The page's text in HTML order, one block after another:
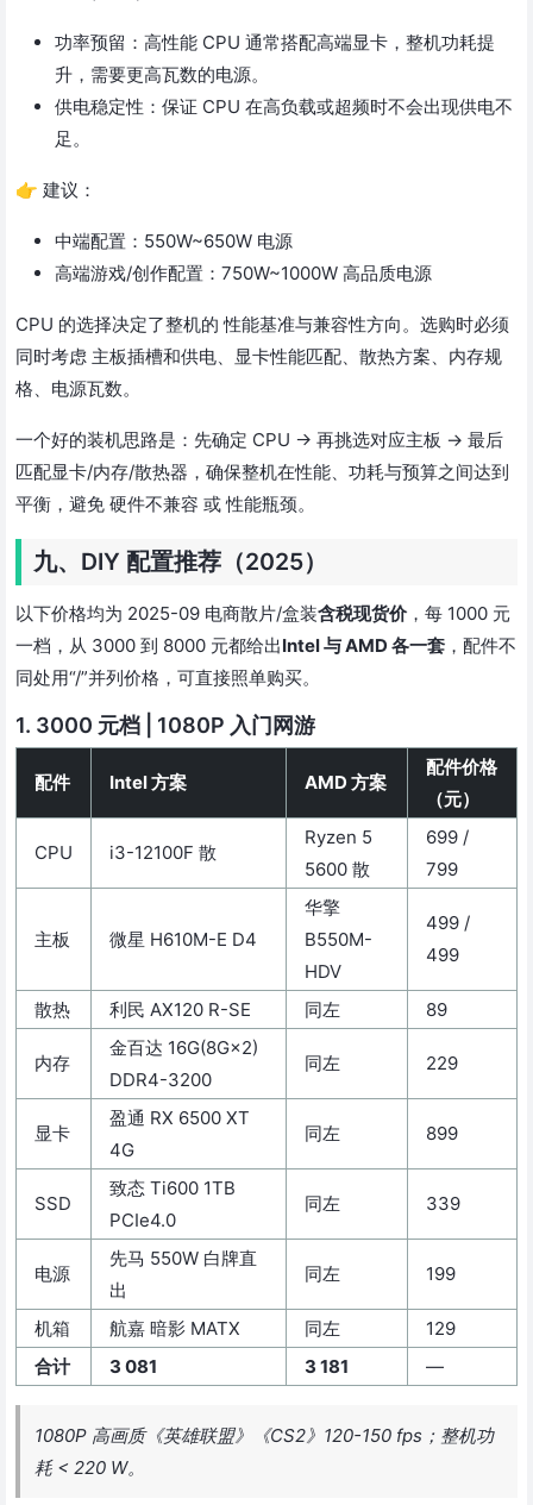
功率预留：高性能 CPU 通常搭配高端显卡，整机功耗提
升，需要更高瓦数的电源。
供电稳定性：保证 CPU 在高负载或超频时不会出现供电不
足。
👉 建议：
中端配置：550W~650W 电源
高端游戏/创作配置：750W~1000W 高品质电源
CPU 的选择决定了整机的 性能基准与兼容性方向。选购时必须
同时考虑 主板插槽和供电、显卡性能匹配、散热方案、内存规
格、电源瓦数。
一个好的装机思路是：先确定 CPU → 再挑选对应主板 → 最后
匹配显卡/内存/散热器，确保整机在性能、功耗与预算之间达到
平衡，避免 硬件不兼容 或 性能瓶颈。
九、DIY 配置推荐（2025）
以下价格均为 2025-09 电商散片/盒装含税现货价 ，每 1000 元
一档，从 3000 到 8000 元都给出Intel 与 AMD 各一套 ，配件不
同处用“/”并列价格，可直接照单购买。
1. 3000 元档 | 1080P 入门网游
配件 Intel 方案 AMD 方案
配件价格
（元）
CPU i3-12100F 散
Ryzen 5
5600 散
699 /
799
主板 微星 H610M-E D4
华擎
B550M-
HDV
499 /
499
散热 利民 AX120 R-SE 同左 89
内存
金百达 16G(8G×2)
DDR4-3200
同左 229
显卡
盈通 RX 6500 XT
4G
同左 899
SSD
致态 Ti600 1TB
PCIe4.0
同左 339
电源
先马 550W 白牌直
出
同左 199
机箱 航嘉 暗影 MATX 同左
129
合计
3 081 3 181 —
1080P 高画质《英雄联盟》《CS2》120-150 fps；整机功
耗 < 220 W。